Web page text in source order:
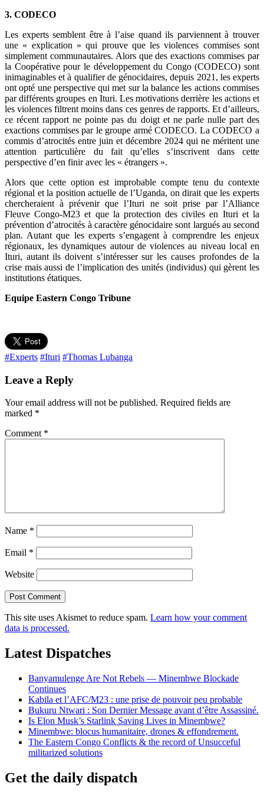
3. CODECO
Les experts semblent être à l’aise quand ils parviennent à trouver
une « explication » qui prouve que les violences commises sont
simplement communautaires. Alors que des exactions commises par
la Coopérative pour le développement du Congo (CODECO) sont
inimaginables et à qualifier de génocidaires, depuis 2021, les experts
ont opté une perspective qui met sur la balance les actions commises
par différents groupes en Ituri. Les motivations derrière les actions et
les violences filtrent moins dans ces genres de rapports. Et d’ailleurs,
ce récent rapport ne pointe pas du doigt et ne parle nulle part des
exactions commises par le groupe armé CODECO. La CODECO a
commis d’atrocités entre juin et décembre 2024 qui ne méritent une
attention particulière du fait qu’elles s’inscrivent dans cette
perspective d’en finir avec les « étrangers ».
Alors que cette option est improbable compte tenu du contexte
régional et la position actuelle de l’Uganda, on dirait que les experts
chercheraient à prévenir que l’Ituri ne soit prise par l’Alliance
Fleuve Congo-M23 et que la protection des civiles en Ituri et la
prévention d’atrocités à caractère génocidaire sont largués au second
plan. Autant que les experts s’engagent à comprendre les enjeux
régionaux, les dynamiques autour de violences au niveau local en
Ituri, autant ils doivent s’intéresser sur les causes profondes de la
crise mais aussi de l’implication des unités (individus) qui gèrent les
institutions étatiques.
Equipe Eastern Congo Tribune
#Experts #Ituri #Thomas Lubanga
Leave a Reply
Your email address will not be published. Required fields are
marked *
Comment *
Name *
Email *
Website
This site uses Akismet to reduce spam. Learn how your comment
data is processed.
Latest Dispatches
Banyamulenge Are Not Rebels — Minembwe Blockade
Continues
Kabila et l’AFC/M23 : une prise de pouvoir peu probable
Bukuru Ntwari : Son Dernier Message avant d’être Assassiné.
Is Elon Musk’s Starlink Saving Lives in Minembwe?
Minembwe: blocus humanitaire, drones & effondrement.
The Eastern Congo Conflicts & the record of Unsucceful
militarized solutions
Get the daily dispatch